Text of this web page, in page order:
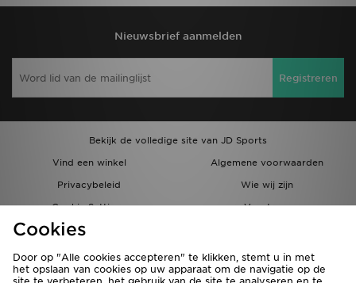
Nieuwsbrief aanmelden
Registreren
Bekijk de volledige site van JD Sports
Vind een winkel
Algemene voorwaarden
Privacybeleid
Wie wij zijn
Cookie Settings
Vacatures
Bestellingen en Levering
Cookies
Door op "Alle cookies accepteren" te klikken, stemt u in met
het opslaan van cookies op uw apparaat om de navigatie op de